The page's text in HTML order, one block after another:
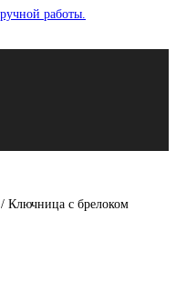
/ Ключница с брелоком